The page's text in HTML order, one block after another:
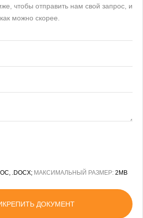
чтобы отправить нам свой запрос, и
можно скорее.
.DOCX; МАКСИМАЛЬНЫЙ РАЗМЕР: 2MB
ДОКУМЕНТ